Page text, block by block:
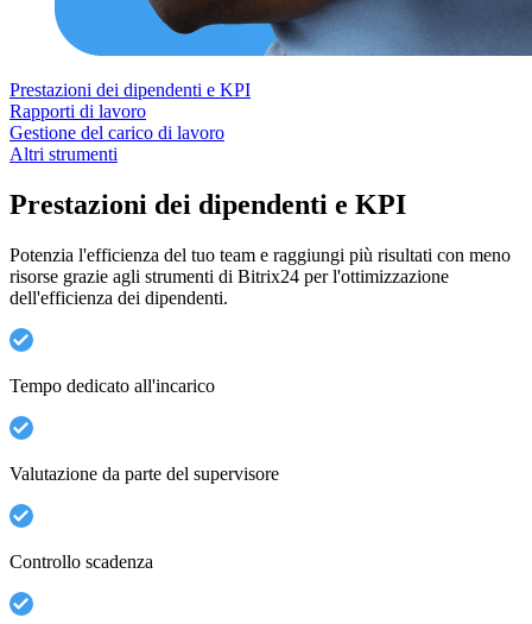
Prestazioni dei dipendenti e KPI
Rapporti di lavoro
Gestione del carico di lavoro
Altri strumenti
Prestazioni dei dipendenti e KPI
Potenzia l'efficienza del tuo team e raggiungi più risultati con meno
risorse grazie agli strumenti di Bitrix24 per l'ottimizzazione
dell'efficienza dei dipendenti.
Tempo dedicato all'incarico
Valutazione da parte del supervisore
Controllo scadenza